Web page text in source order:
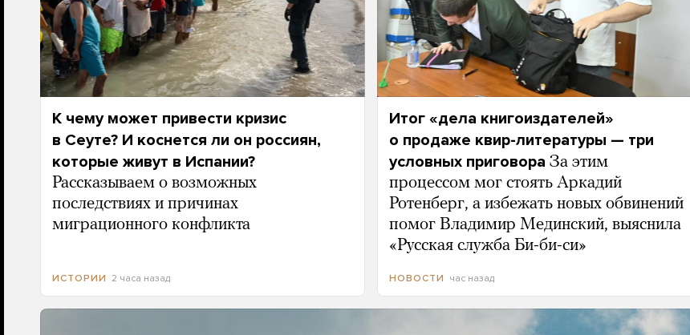
К чему может привести кризис
в Сеуте? И коснется ли он россиян,
которые живут в Испании?
Рассказываем о возможных
последствиях и причинах
миграционного конфликта
ИСТОРИИ 2 часа назад
Итог «дела книгоиздателей»
о продаже квир-литературы — три
условных приговора За этим
процессом мог стоять Аркадий
Ротенберг, а избежать новых обвинений
помог Владимир Мединский, выяснила
«Русская служба Би-би-си»
НОВОСТИ час назад